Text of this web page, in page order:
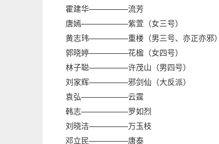
霍建华—————流芳
唐嫣——————紫萱（女三号）
黄志玮—————重楼（男三号、亦正亦邪
郭晓婷—————花楹（女四号）
林子聪—————许茂山（男四号）
刘家辉—————邪剑仙（大反派）
袁弘——————云霆
韩志——————罗如烈
刘晓洁—————万玉枝
邓立民—————唐泰